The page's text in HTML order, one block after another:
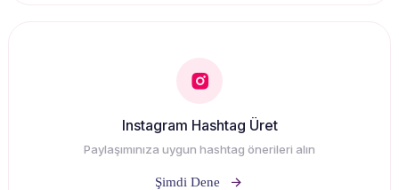
Instagram Hashtag Üret
Paylaşımınıza uygun hashtag önerileri alın
Şimdi Dene